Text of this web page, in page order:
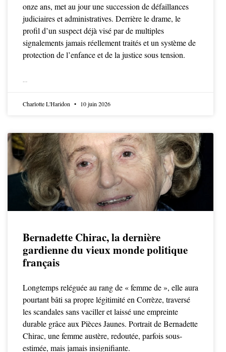
onze ans, met au jour une succession de défaillances
judiciaires et administratives. Derrière le drame, le
profil d’un suspect déjà visé par de multiples
signalements jamais réellement traités et un système de
protection de l’enfance et de la justice sous tension.
Charlotte L'Haridon 10 juin 2026
Bernadette Chirac, la dernière
gardienne du vieux monde politique
français
Longtemps reléguée au rang de « femme de », elle aura
pourtant bâti sa propre légitimité en Corrèze, traversé
les scandales sans vaciller et laissé une empreinte
durable grâce aux Pièces Jaunes. Portrait de Bernadette
Chirac, une femme austère, redoutée, parfois sous-
estimée, mais jamais insignifiante.